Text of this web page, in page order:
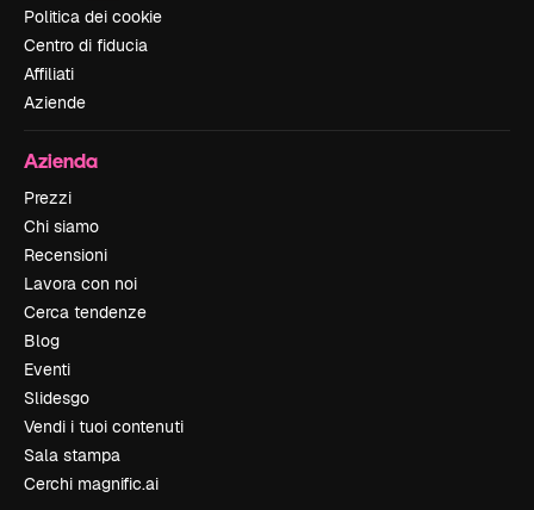
Politica dei cookie
Centro di fiducia
Affiliati
Aziende
Azienda
Prezzi
Chi siamo
Recensioni
Lavora con noi
Cerca tendenze
Blog
Eventi
Slidesgo
Vendi i tuoi contenuti
Sala stampa
Cerchi magnific.ai